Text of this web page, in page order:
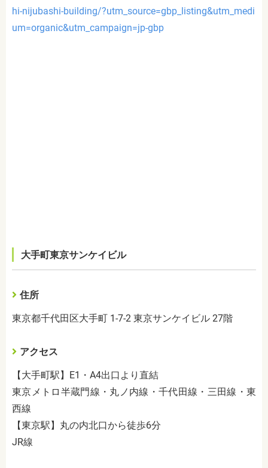
hi-nijubashi-building/?utm_source=gbp_listing&utm_medi
um=organic&utm_campaign=jp-gbp
大手町東京サンケイビル
住所
東京都千代田区大手町 1-7-2 東京サンケイビル 27階
アクセス
【大手町駅】E1・A4出口より直結
東京メトロ半蔵門線・丸ノ内線・千代田線・三田線・東
西線
【東京駅】丸の内北口から徒歩6分
JR線